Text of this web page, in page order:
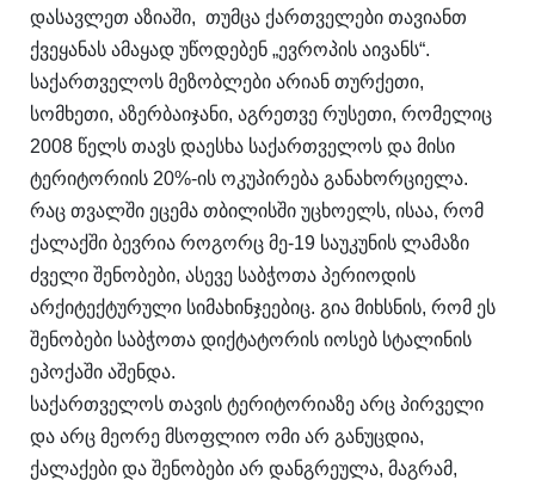
დასავლეთ აზიაში, თუმცა ქართველები თავიანთ
ქვეყანას ამაყად უწოდებენ „ევროპის აივანს“.
საქართველოს მეზობლები არიან თურქეთი,
სომხეთი, აზერბაიჯანი, აგრეთვე რუსეთი, რომელიც
2008 წელს თავს დაესხა საქართველოს და მისი
ტერიტორიის 20%-ის ოკუპირება განახორციელა.
რაც თვალში ეცემა თბილისში უცხოელს, ისაა, რომ
ქალაქში ბევრია როგორც მე-19 საუკუნის ლამაზი
ძველი შენობები, ასევე საბჭოთა პერიოდის
არქიტექტურული სიმახინჯეებიც. გია მიხსნის, რომ ეს
შენობები საბჭოთა დიქტატორის იოსებ სტალინის
ეპოქაში აშენდა.
საქართველოს თავის ტერიტორიაზე არც პირველი
და არც მეორე მსოფლიო ომი არ განუცდია,
ქალაქები და შენობები არ დანგრეულა, მაგრამ,